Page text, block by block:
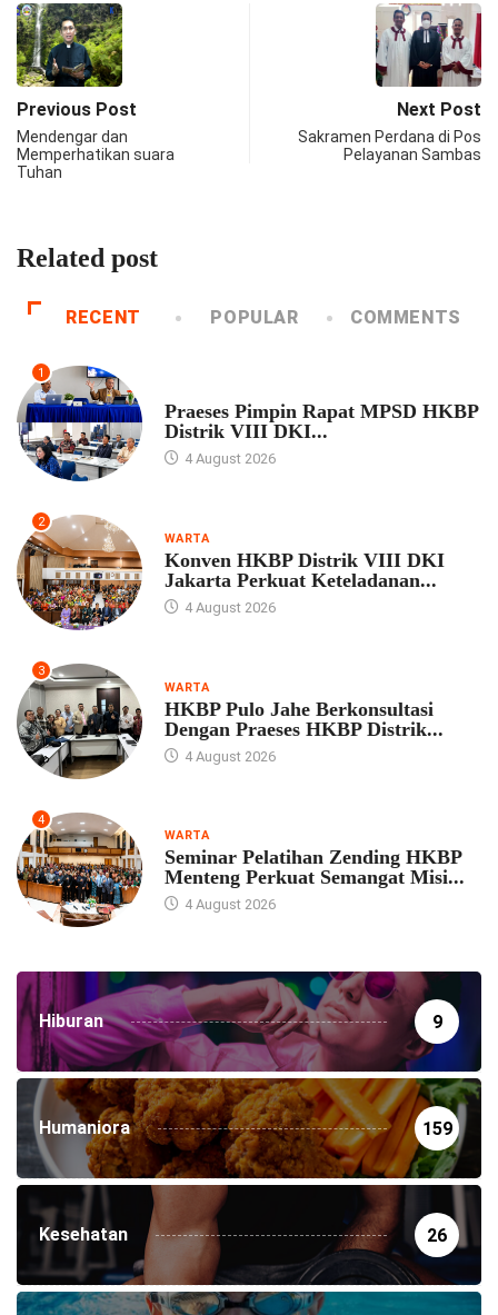
Previous Post
Mendengar dan
Memperhatikan suara
Tuhan
Next Post
Sakramen Perdana di Pos
Pelayanan Sambas
Related post
RECENT POPULAR COMMENTS
1
Praeses Pimpin Rapat MPSD HKBP
Distrik VIII DKI...
4 August 2026
2
WARTA
Konven HKBP Distrik VIII DKI
Jakarta Perkuat Keteladanan...
4 August 2026
3
WARTA
HKBP Pulo Jahe Berkonsultasi
Dengan Praeses HKBP Distrik...
4 August 2026
4
WARTA
Seminar Pelatihan Zending HKBP
Menteng Perkuat Semangat Misi...
4 August 2026
Hiburan 9
Humaniora 159
Kesehatan 26